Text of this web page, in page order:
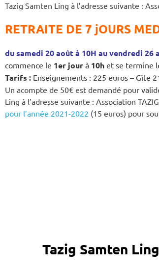
Tazig Samten Ling à l’adresse suivante :
RETRAITE DE 7 jOURS
du samedi 20 août à 10H au vendredi 26
commence le 1er jour à 10h et se termine
Tarifs : Enseignements : 225 euros – Gîte
Un acompte de 50€ est demandé pour
Ling à l’adresse suivante : Association
pour l’année 2021-2022 (15 euros) pour
Tazig Samten Ling